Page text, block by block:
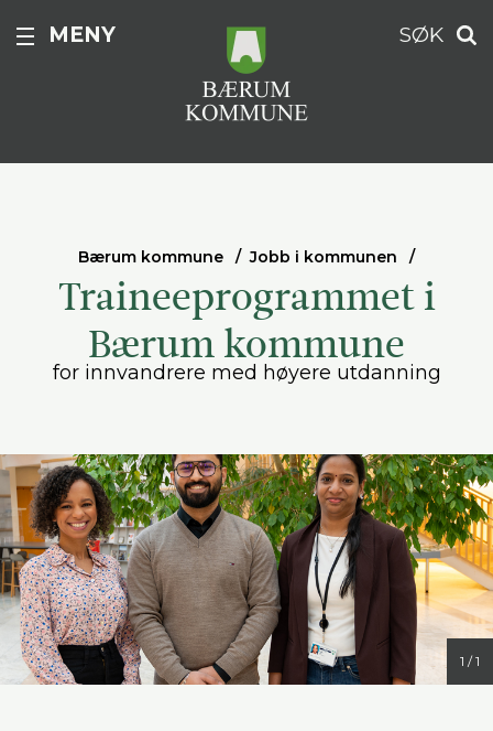
MENY SØK
Bærum kommune Jobb i kommunen
Traineeprogrammet i
Bærum kommune
for innvandrere med høyere utdanning
1 / 1